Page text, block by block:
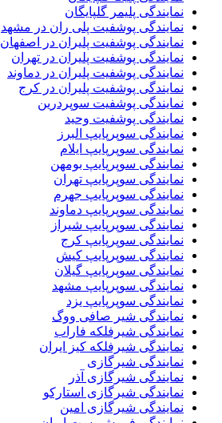
نمایندگی پلیمر گلپایگان
نمایندگی پوشفیت پلی ران در مشهد
نمایندگی پوشفیت پلیران در اصفهان
نمایندگی پوشفیت پلیران در تهران
نمایندگی پوشفیت پلیران در دماوند
نمایندگی پوشفیت پلیران در کرج
نمایندگی پوشفیت سوپردرین
نمایندگی پوشفیت وحید
نمایندگی سوپرپایپ البرز
نمایندگی سوپرپایپ ایلام
نمایندگی سوپرپایپ بومهن
نمایندگی سوپرپایپ تهران
نمایندگی سوپرپایپ جهرم
نمایندگی سوپرپایپ دماوند
نمایندگی سوپرپایپ شیراز
نمایندگی سوپرپایپ کرج
نمایندگی سوپرپایپ کیش
نمایندگی سوپرپایپ گیلان
نمایندگی سوپرپایپ مشهد
نمایندگی سوپرپایپ یزد
نمایندگی شیر صافی ووگ
نمایندگی شیرفلکه فاراب
نمایندگی شیرفلکه کیز ایران
نمایندگی شیرگازی
نمایندگی شیرگازی آذر
نمایندگی شیرگازی استارکو
نمایندگی شیرگازی امین